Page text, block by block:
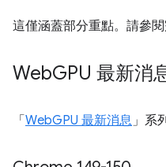
這僅涵蓋部分重點。請參
WebGPU 最新消
「 WebGPU 最新消息」系